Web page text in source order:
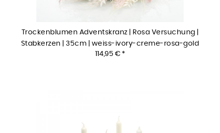
Trockenblumen Adventskranz | Rosa Versuchung |
Stabkerzen | 35cm | weiss-ivory-creme-rosa-gold
114,95 € *